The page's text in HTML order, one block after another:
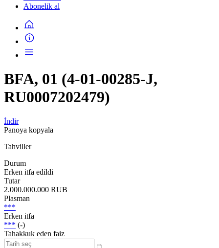
Abonelik al
BFA, 01 (4-01-00285-J,
RU0007202479)
İndir
Panoya kopyala
Tahviller
Durum
Erken itfa edildi
Tutar
2.000.000.000 RUB
Plasman
***
Erken itfa
*** (-)
Tahakkuk eden faiz